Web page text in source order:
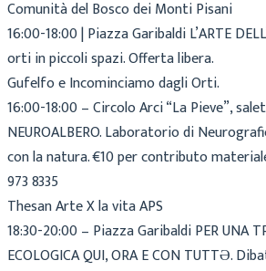
Comunità del Bosco dei Monti Pisani
16:00-18:00 | Piazza Garibaldi L’ARTE
orti in piccoli spazi. Offerta libera.
Gufelfo e Incominciamo dagli Orti.
16:00-18:00 – Circolo Arci “La Pieve”,
NEUROALBERO. Laboratorio di
con la natura. €10 per contributo
973 8335
Thesan Arte X la vita APS
18:30-20:00 – Piazza Garibaldi PER UNA
ECOLOGICA QUI, ORA E CON TUTTƏ.